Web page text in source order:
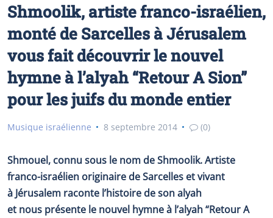
Shmoolik, artiste franco-israélien,
monté de Sarcelles à Jérusalem
vous fait découvrir le nouvel
hymne à l’alyah “Retour A Sion”
pour les juifs du monde entier
Musique israélienne 8 septembre 2014 (0)
Shmouel, connu sous le nom de Shmoolik. Artiste
franco-israélien originaire de Sarcelles et vivant
à Jérusalem raconte l’histoire de son alyah
et nous présente le nouvel hymne à l’alyah “Retour A